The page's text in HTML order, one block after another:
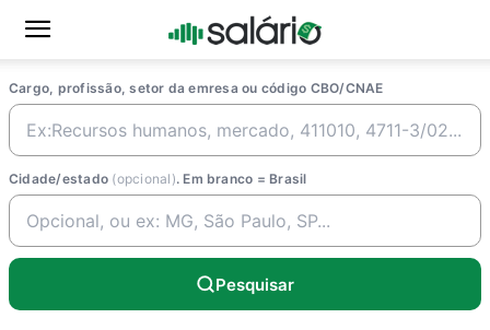
Cargo, profissão, setor da emresa ou código CBO/CNAE
Cidade/estado (opcional). Em branco = Brasil
Pesquisar